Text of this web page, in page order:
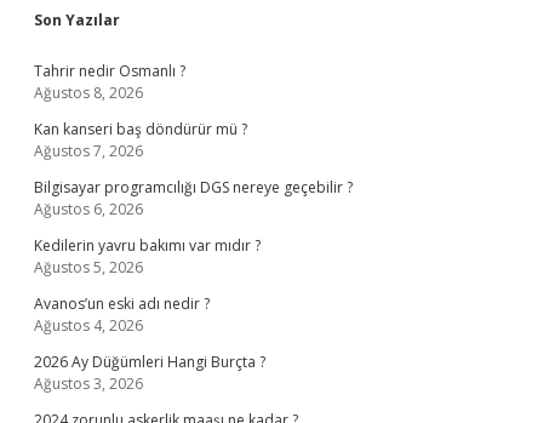
Sidebar
Son Yazılar
Tahrir nedir Osmanlı ?
Ağustos 8, 2026
Kan kanseri baş döndürür mü ?
Ağustos 7, 2026
Bilgisayar programcılığı DGS nereye geçebilir ?
Ağustos 6, 2026
Kedilerin yavru bakımı var mıdır ?
Ağustos 5, 2026
Avanos’un eski adı nedir ?
Ağustos 4, 2026
2026 Ay Düğümleri Hangi Burçta ?
Ağustos 3, 2026